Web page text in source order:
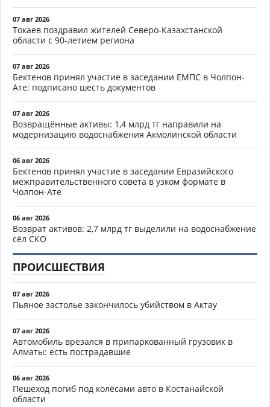
07 авг 2026
Токаев поздравил жителей Северо-Казахстанской
области с 90-летием региона
07 авг 2026
Бектенов принял участие в заседании ЕМПС в Чолпон-
Ате: подписано шесть документов
07 авг 2026
Возвращённые активы: 1,4 млрд тг направили на
модернизацию водоснабжения Акмолинской области
06 авг 2026
Бектенов принял участие в заседании Евразийского
межправительственного совета в узком формате в
Чолпон-Ате
06 авг 2026
Возврат активов: 2,7 млрд тг выделили на водоснабжение
сёл СКО
ПРОИСШЕСТВИЯ
07 авг 2026
Пьяное застолье закончилось убийством в Актау
07 авг 2026
Автомобиль врезался в припаркованный грузовик в
Алматы: есть пострадавшие
06 авг 2026
Пешеход погиб под колёсами авто в Костанайской
области